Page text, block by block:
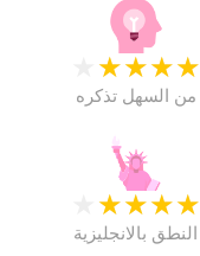
★
★
★
★
من السهل تذكره
★
★
★
★
النطق بالانجليزية